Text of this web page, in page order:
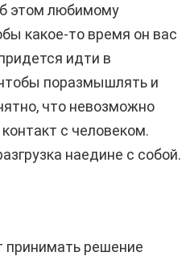
этом любимому
какое-то время он вас
идти в
поразмышлять и
что невозможно
с человеком.
наедине с собой.
принимать решение